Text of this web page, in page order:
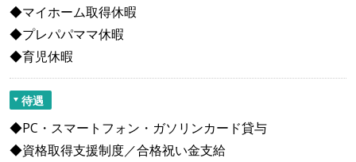
◆マイホーム取得休暇
◆プレパパママ休暇
◆育児休暇
待遇
◆PC・スマートフォン・ガソリンカード貸与
◆資格取得支援制度／合格祝い金支給